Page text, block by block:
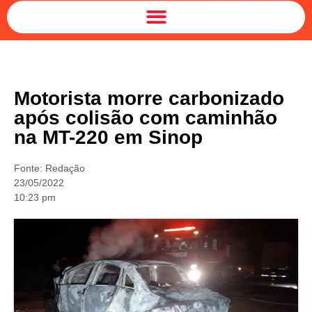
Motorista morre carbonizado
após colisão com caminhão
na MT-220 em Sinop
Fonte: Redação
23/05/2022
10:23 pm